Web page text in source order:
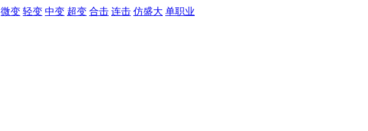
微变 轻变 中变 超变 合击 连击 仿盛大 单职业